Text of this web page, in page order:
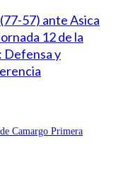
57) ante Asica
12 de la
Defensa y
Camargo Primera